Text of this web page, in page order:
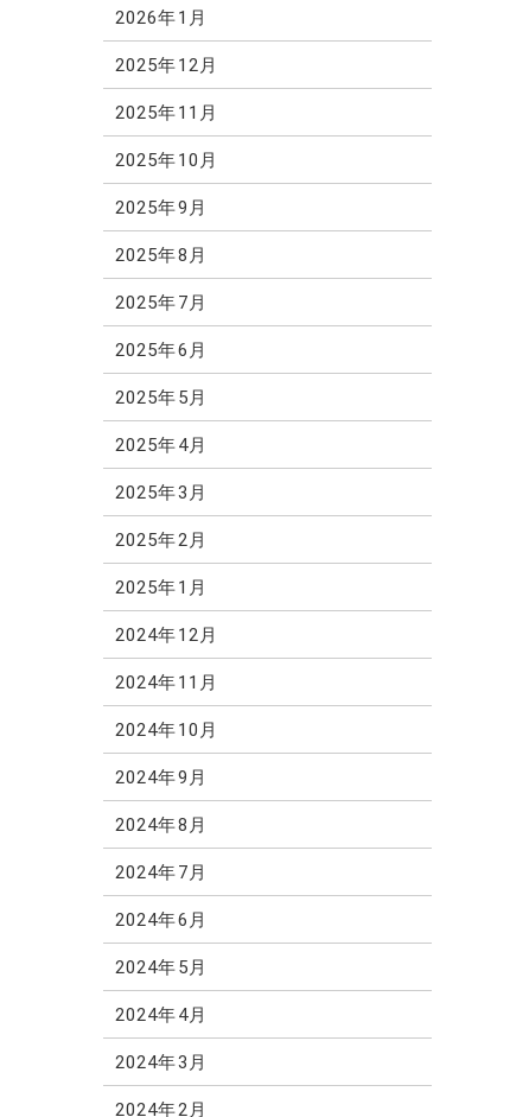
2026年1月
2025年12月
2025年11月
2025年10月
2025年9月
2025年8月
2025年7月
2025年6月
2025年5月
2025年4月
2025年3月
2025年2月
2025年1月
2024年12月
2024年11月
2024年10月
2024年9月
2024年8月
2024年7月
2024年6月
2024年5月
2024年4月
2024年3月
2024年2月